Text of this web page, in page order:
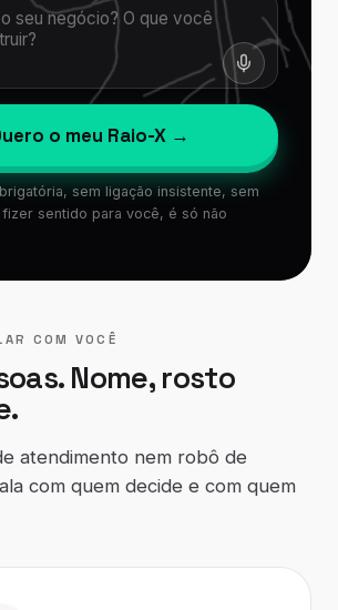
o meu Raio-X →
sem ligação insistente, sem
fizer sentido para você, é só não
COM VOCÊ
Nome, rosto
atendimento nem robô de
com quem decide e com quem